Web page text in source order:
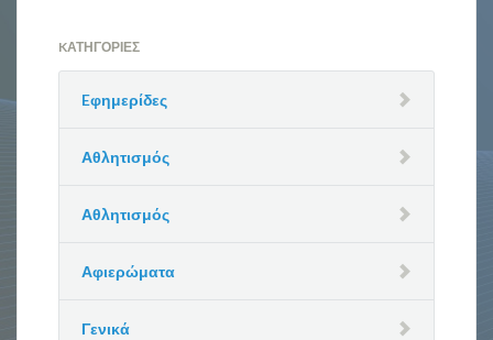
KΑΤΗΓΟΡΊΕΣ
Eφημερίδες
Αθλητισμός
Αθλητισμός
Αφιερώματα
Γενικά